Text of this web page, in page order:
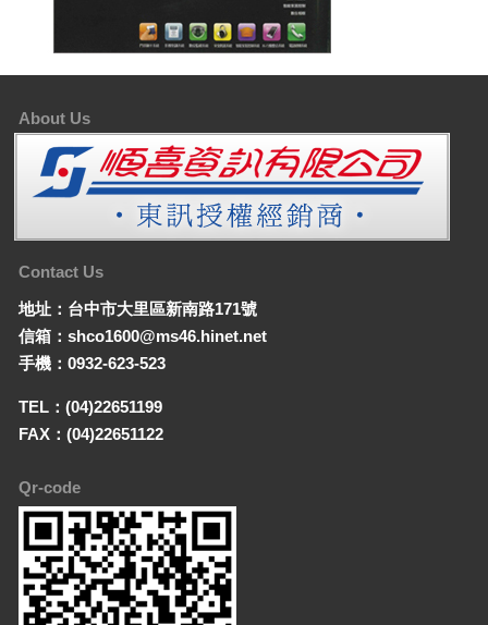
About Us
Contact Us
地址：台中市大里區新南路171號
信箱：shco1600@ms46.hinet.net
手機：0932-623-523
TEL：(04)22651199
FAX：(04)22651122
Qr-code